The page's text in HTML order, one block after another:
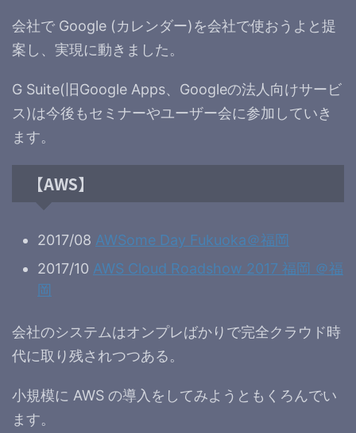
会社で Google (カレンダー)を会社で使おうよと提
案し、実現に動きました。
G Suite(旧Google Apps、Googleの法人向けサービ
ス)は今後もセミナーやユーザー会に参加していき
ます。
【AWS】
2017/08 AWSome Day Fukuoka＠福岡
2017/10 AWS Cloud Roadshow 2017 福岡 ＠福
岡
会社のシステムはオンプレばかりで完全クラウド時
代に取り残されつつある。
小規模に AWS の導入をしてみようともくろんでい
ます。